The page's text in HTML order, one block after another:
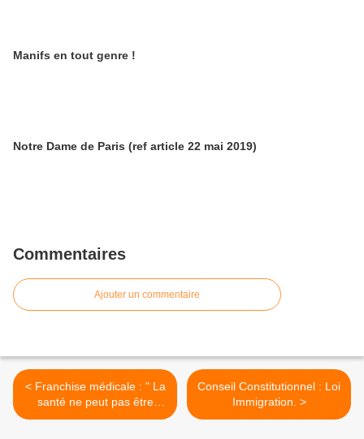
Manifs en tout genre !
Notre Dame de Paris (ref article 22 mai 2019)
Commentaires
Ajouter un commentaire
< Franchise médicale : " La
santé ne peut pas être
entièrement gratuite ".
Conseil Constitutionnel : Loi
Immigration. >